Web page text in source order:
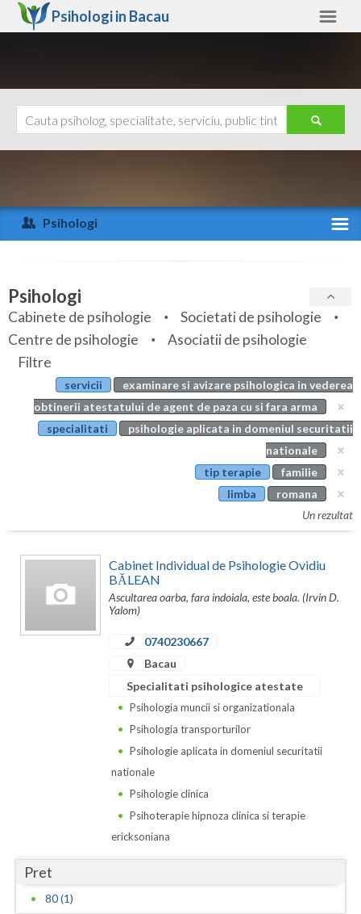
Psihologi in Bacau
Arad
Arges
Bihor
Bistrita-Nasaud
Botosani
Braila
Brasov
Calarasi
Constanta
Harghita
Hunedoara
Ajutor
Psihologi
Specialitati
Servicii
Articole
Evenimente
Cabinet
Psihologi
Cabinete de psihologie
Societati de psihologie
Centre de psihologie
Asociatii de psihologie
Filtre
servicii
examinare si avizare psihologica in vederea
obtinerii atestatului de agent de paza cu si fara arma
specialitati
psihologie aplicata in domeniul securitatii
nationale
tip terapie
familie
limba
romana
Un rezultat
Cabinet Individual de Psihologie Ovidiu
BĂLEAN
Ascultarea oarba, fara indoiala, este boala. (Irvin D.
Yalom)
0740230667
Bacau
Specialitati psihologice atestate
Psihologia muncii si organizationala
Psihologia transporturilor
Psihologie aplicata in domeniul securitatii
nationale
Psihologie clinica
Psihoterapie hipnoza clinica si terapie
ericksoniana
Pret
80 (1)